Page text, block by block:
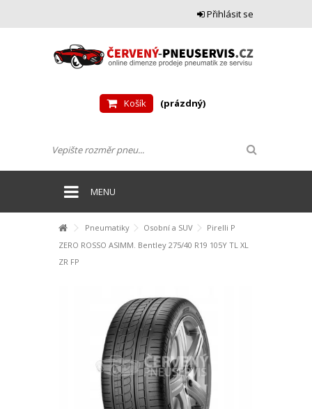
Přihlásit se
Košík (prázdný)
MENU
Pneumatiky Osobní a SUV
Pirelli P
ZERO ROSSO ASIMM. Bentley 275/40 R19 105Y TL XL
ZR FP